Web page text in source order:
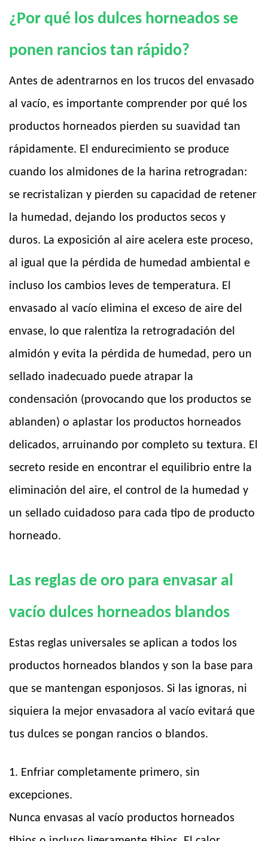
¿Por qué los dulces horneados se
ponen rancios tan rápido?
Antes de adentrarnos en los trucos del envasado
al vacío, es importante comprender por qué los
productos horneados pierden su suavidad tan
rápidamente. El endurecimiento se produce
cuando los almidones de la harina retrogradan:
se recristalizan y pierden su capacidad de retener
la humedad, dejando los productos secos y
duros. La exposición al aire acelera este proceso,
al igual que la pérdida de humedad ambiental e
incluso los cambios leves de temperatura. El
envasado al vacío elimina el exceso de aire del
envase, lo que ralentiza la retrogradación del
almidón y evita la pérdida de humedad, pero un
sellado inadecuado puede atrapar la
condensación (provocando que los productos se
ablanden) o aplastar los productos horneados
delicados, arruinando por completo su textura. El
secreto reside en encontrar el equilibrio entre la
eliminación del aire, el control de la humedad y
un sellado cuidadoso para cada tipo de producto
horneado.
Las reglas de oro para envasar al
vacío dulces horneados blandos
Estas reglas universales se aplican a todos los
productos horneados blandos y son la base para
que se mantengan esponjosos. Si las ignoras, ni
siquiera la mejor envasadora al vacío evitará que
tus dulces se pongan rancios o blandos.
1. Enfriar completamente primero, sin
excepciones.
Nunca envasas al vacío productos horneados